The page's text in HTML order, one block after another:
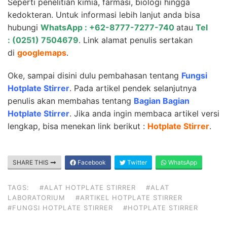
Seperti penelitian kimia, farmasi, biologi hingga
kedokteran. Untuk informasi lebih lanjut anda bisa
hubungi WhatsApp : +62-8777-7277-740 atau Tel
: (0251) 7504679. Link alamat penulis sertakan
di googlemaps.
Oke, sampai disini dulu pembahasan tentang Fungsi
Hotplate Stirrer. Pada artikel pendek selanjutnya
penulis akan membahas tentang Bagian Bagian
Hotplate Stirrer. Jika anda ingin membaca artikel versi
lengkap, bisa menekan link berikut : Hotplate Stirrer.
SHARE THIS Facebook Twitter WhatsApp
TAGS: #ALAT HOTPLATE STIRRER
#ALAT
LABORATORIUM
#ARTIKEL HOTPLATE STIRRER
#FUNGSI HOTPLATE STIRRER
#HOTPLATE STIRRER